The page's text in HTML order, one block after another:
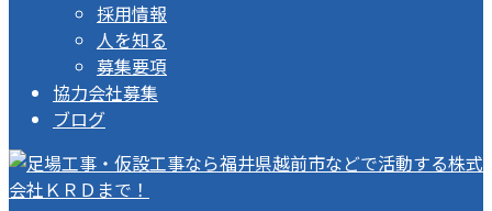
採用情報
人を知る
募集要項
協力会社募集
ブログ